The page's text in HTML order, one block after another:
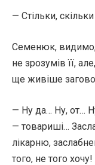
— Стільки,
Семенюк, видимо,
не зрозумів її,
ще живіше
— Ну да… Ну, от…
— товариші…
лікарню,
того, не того